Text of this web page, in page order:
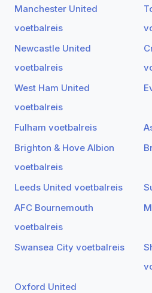
Manchester United
voetbalreis
Newcastle United
voetbalreis
West Ham United
voetbalreis
Fulham voetbalreis
Brighton & Hove Albion
voetbalreis
Leeds United voetbalreis
AFC Bournemouth
voetbalreis
Swansea City voetbalreis
Oxford United